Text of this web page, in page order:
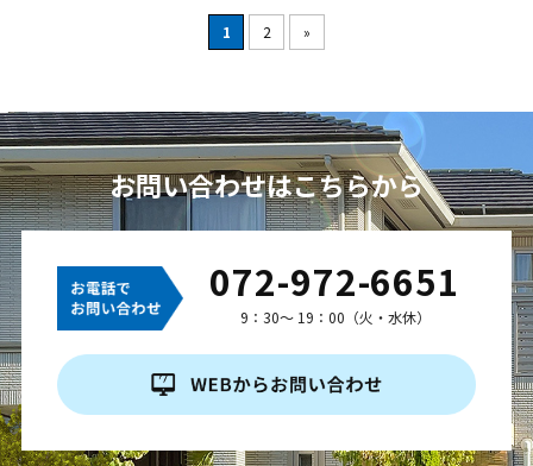
1 2 »
お問い合わせはこちらから
072-972-6651
9：30～ 19：00（火・水休）